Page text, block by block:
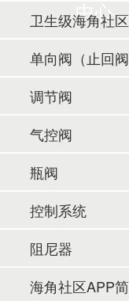
中心
单向阀（止回阀
调节阀
气控阀
瓶阀
控制系统
阻尼器